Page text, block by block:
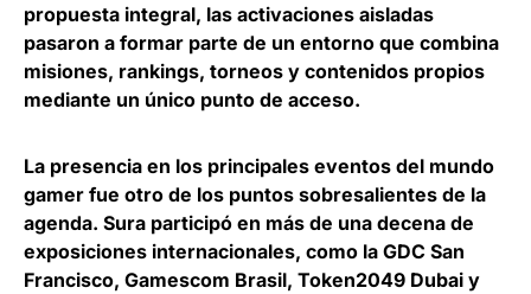
propuesta integral, las activaciones aisladas
pasaron a formar parte de un entorno que combina
misiones, rankings, torneos y contenidos propios
mediante un único punto de acceso.
La presencia en los principales eventos del mundo
gamer fue otro de los puntos sobresalientes de la
agenda. Sura participó en más de una decena de
exposiciones internacionales, como la GDC San
Francisco, Gamescom Brasil, Token2049 Dubai y